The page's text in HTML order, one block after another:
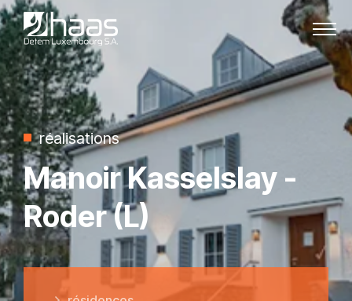
Passer au contenu
réalisations
Manoir Kasselslay -
Roder (L)